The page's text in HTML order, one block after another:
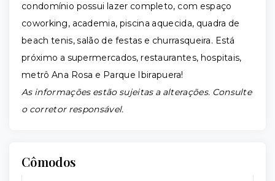
condomínio possui lazer completo, com espaço
coworking, academia, piscina aquecida, quadra de
beach tenis, salão de festas e churrasqueira. Está
próximo a supermercados, restaurantes, hospitais,
metrô Ana Rosa e Parque Ibirapuera!
As informações estão sujeitas a alterações. Consulte
o corretor responsável.
Cômodos